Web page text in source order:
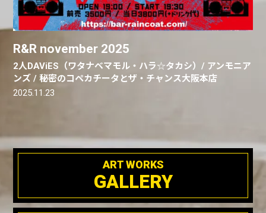
R&R november 2025
2人DAViES（ワタナベマモル・ハラ☆タカシ）/ アンモニア
ンズ / 秘密のコペカチータとザ・チャンス大阪本店
2025.11.23
ART WORKS
GALLERY